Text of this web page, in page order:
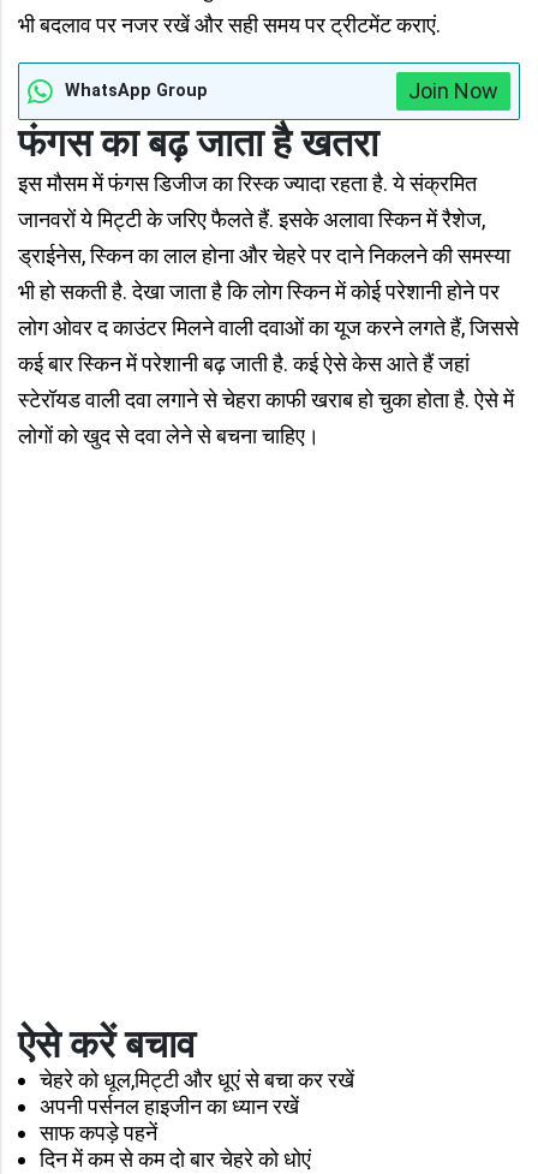
भी बदलाव पर नजर रखें और सही समय पर ट्रीटमेंट कराएं.
WhatsApp Group Join Now
फंगस का बढ़ जाता है खतरा
इस मौसम में फंगस डिजीज का रिस्क ज्यादा रहता है. ये संक्रमित
जानवरों ये मिट्टी के जरिए फैलते हैं. इसके अलावा स्किन में रैशेज,
ड्राईनेस, स्किन का लाल होना और चेहरे पर दाने निकलने की समस्या
भी हो सकती है. देखा जाता है कि लोग स्किन में कोई परेशानी होने पर
लोग ओवर द काउंटर मिलने वाली दवाओं का यूज करने लगते हैं, जिससे
कई बार स्किन में परेशानी बढ़ जाती है. कई ऐसे केस आते हैं जहां
स्टेरॉयड वाली दवा लगाने से चेहरा काफी खराब हो चुका होता है. ऐसे में
लोगों को खुद से दवा लेने से बचना चाहिए।
ऐसे करें बचाव
चेहरे को धूल,मिट्टी और धूएं से बचा कर रखें
अपनी पर्सनल हाइजीन का ध्यान रखें
साफ कपड़े पहनें
दिन में कम से कम दो बार चेहरे को धोएं